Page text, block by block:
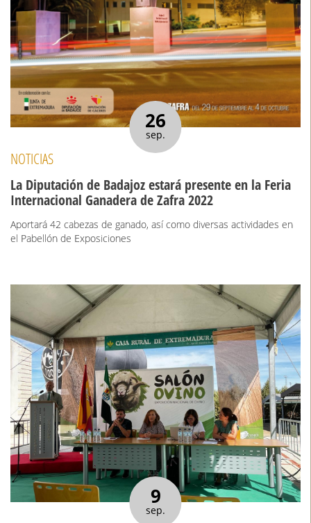
26
sep.
NOTICIAS
La Diputación de Badajoz estará presente en la Feria
Internacional Ganadera de Zafra 2022
Aportará 42 cabezas de ganado, así como diversas actividades en
el Pabellón de Exposiciones
9
sep.